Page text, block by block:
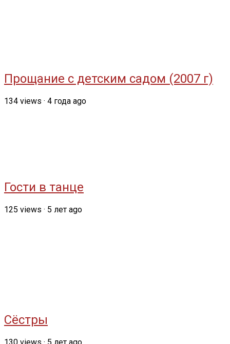
Прощание с детским садом (2007 г)
134 views · 4 года ago
Гости в танце
125 views · 5 лет ago
Сёстры